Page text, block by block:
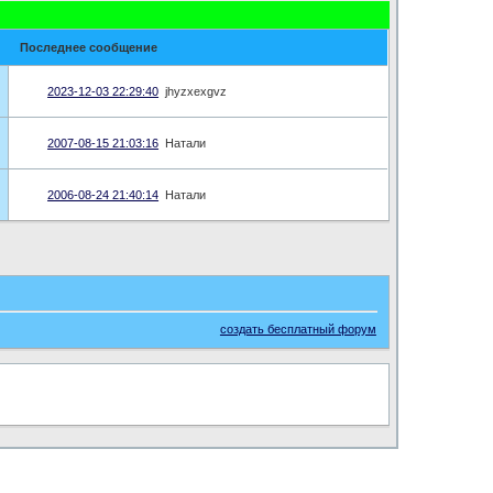
Последнее сообщение
2023-12-03 22:29:40 jhyzxexgvz
2007-08-15 21:03:16 Натали
2006-08-24 21:40:14 Натали
создать бесплатный форум